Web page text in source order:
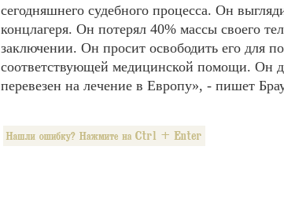
сегодняшнего судебного процесса. Он
концлагеря. Он потерял 40% массы своего
заключении. Он просит освободить его для
соответствующей медицинской помощи. Он
перевезен на лечение в Европу», - пишет